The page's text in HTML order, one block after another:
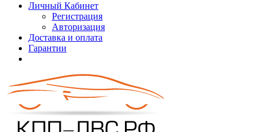
Личный Кабинет
Регистрация
Авторизация
Доставка и оплата
Гарантии